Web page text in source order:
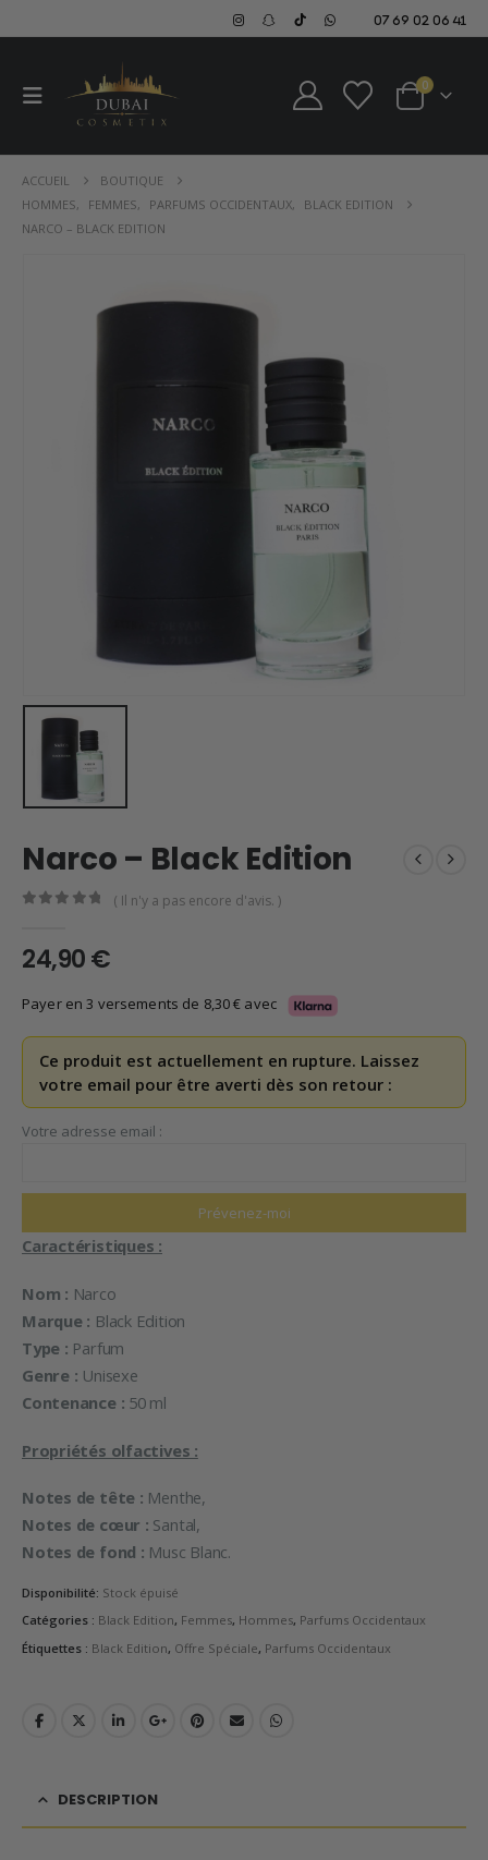
07 69 02 06 41
0
ACCUEIL
BOUTIQUE
HOMMES, FEMMES, PARFUMS OCCIDENTAUX,
BLACK EDITION
NARCO – BLACK EDITION
Narco – Black Edition
( Il n'y a pas encore d'avis. )
24,90€
Payer en 3 versements de 8,30€ avec
Ce produit est actuellement en rupture. Laissez
votre email pour être averti dès son retour :
Votre adresse email :
Caractéristiques :
Nom : Narco
Marque : Black Edition
Type : Parfum
Genre : Unisexe
Contenance : 50 ml
Propriétés olfactives :
Notes de tête : Menthe,
Notes de cœur : Santal,
Notes de fond : Musc Blanc.
Disponibilité: Stock épuisé
Catégories : Black Edition, Femmes, Hommes, Parfums Occidentaux
Étiquettes : Black Edition, Offre Spéciale, Parfums Occidentaux
DESCRIPTION